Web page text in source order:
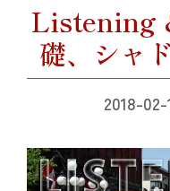
Listening
礎、シャ
2018-02-